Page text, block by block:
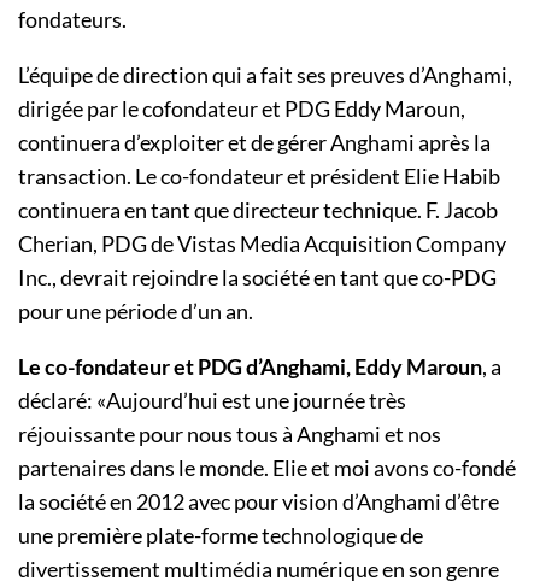
fondateurs.
L’équipe de direction qui a fait ses preuves d’Anghami,
dirigée par le cofondateur et PDG Eddy Maroun,
continuera d’exploiter et de gérer Anghami après la
transaction. Le co-fondateur et président Elie Habib
continuera en tant que directeur technique. F. Jacob
Cherian, PDG de Vistas Media Acquisition Company
Inc., devrait rejoindre la société en tant que co-PDG
pour une période d’un an.
Le co-fondateur et PDG d’Anghami, Eddy Maroun, a
déclaré: «Aujourd’hui est une journée très
réjouissante pour nous tous à Anghami et nos
partenaires dans le monde. Elie et moi avons co-fondé
la société en 2012 avec pour vision d’Anghami d’être
une première plate-forme technologique de
divertissement multimédia numérique en son genre